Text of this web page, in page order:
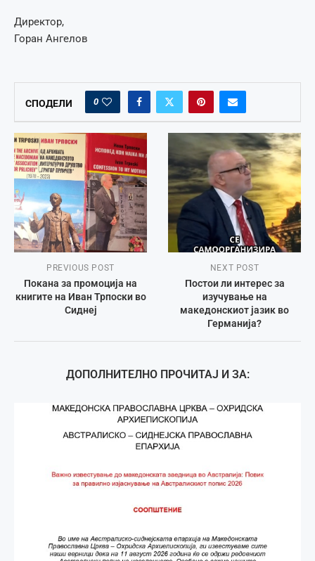
Директор,
Горан Ангелов
СПОДЕЛИ 0
PREVIOUS POST
Покана за промоција на
книгите на Иван Трпоски во
Сиднеј
NEXT POST
Постои ли интерес за
изучување на
македонскиот јазик во
Германија?
ДОПОЛНИТЕЛНО ПРОЧИТАЈ И ЗА: